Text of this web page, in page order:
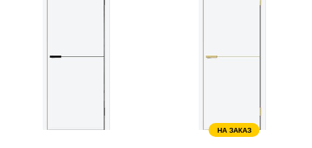
НА ЗАКАЗ